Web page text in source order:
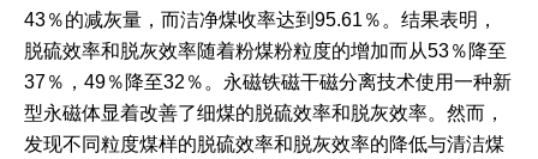
43％的减灰量，而洁净煤收率达到95.61％。结果表明，
脱硫效率和脱灰效率随着粉煤粉粒度的增加而从53％降至
37％，49％降至32％。永磁铁磁干磁分离技术使用一种新
型永磁体显着改善了细煤的脱硫效率和脱灰效率。然而，
发现不同粒度煤样的脱硫效率和脱灰效率的降低与清洁煤